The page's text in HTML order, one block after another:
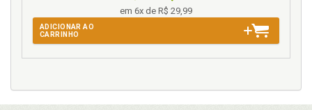
Justiça. Alienação parental e o acesso à justiça, p.
Justiça. Alienação parental em famílias transnaci
onais e o acesso à justiça, p. 185
em 6x de R$ 29,99
ADICIONAR AO
CARRINHO